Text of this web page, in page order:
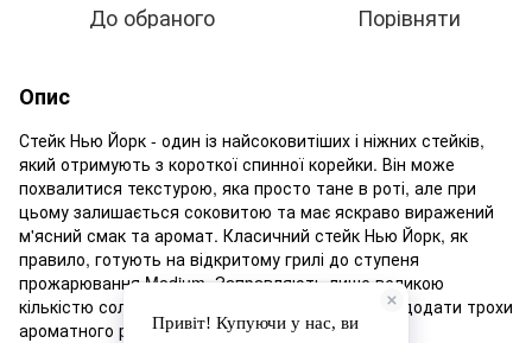
До обраного Порівняти
Опис
Стейк Нью Йорк - один із найсоковитіших і ніжних стейків,
який отримують з короткої спинної корейки. Він може
похвалитися текстурою, яка просто тане в роті, але при
цьому залишається соковитою та має яскраво виражений
м'ясний смак та аромат. Класичний стейк Нью Йорк, як
правило, готують на відкритому грилі до ступеня
прожарювання Medium. Заправляють лише великою
кількістю солі та перцю, а за бажанням можна додати трохи
ароматного розмарину.